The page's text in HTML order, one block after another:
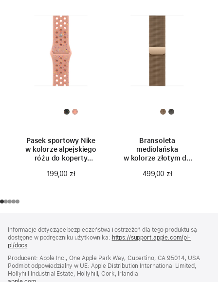
Pasek sportowy Nike
w kolorze alpejskiego
różu do koperty
199,00 zł
Bransoleta
mediolańska
w kolorze złotym do
499,00 zł
Informacje dotyczące bezpieczeństwa i ostrzeżeń dla tego produktu są
dostępne w podręczniku użytkownika: https://support.apple.com/pl-
pl/docs
w nowym
oknie)
Producent: Apple Inc., One Apple Park Way, Cupertino, CA 95014, USA
Podmiot odpowiedzialny w UE: Apple Distribution International Limited,
Hollyhill Industrial Estate, Hollyhill, Cork, Irlandia